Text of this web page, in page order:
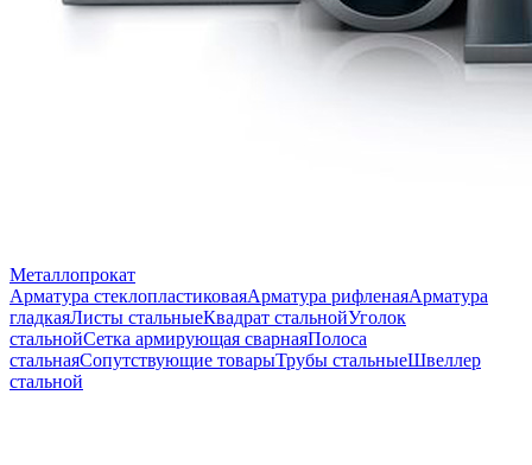
Металлопрокат
Арматура стеклопластиковаяАрматура рифленаяАрматура
гладкаяЛисты стальныеКвадрат стальнойУголок
стальнойСетка армирующая сварнаяПолоса
стальнаяСопутствующие товарыТрубы стальныеШвеллер
стальной